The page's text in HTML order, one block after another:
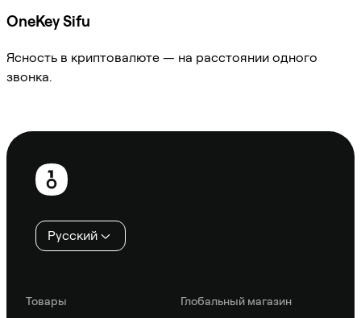
OneKey Sifu
Ясность в криптовалюте — на расстоянии одного
звонка.
Нижний
колонтитул
Русский
Товары
Глобальный магазин